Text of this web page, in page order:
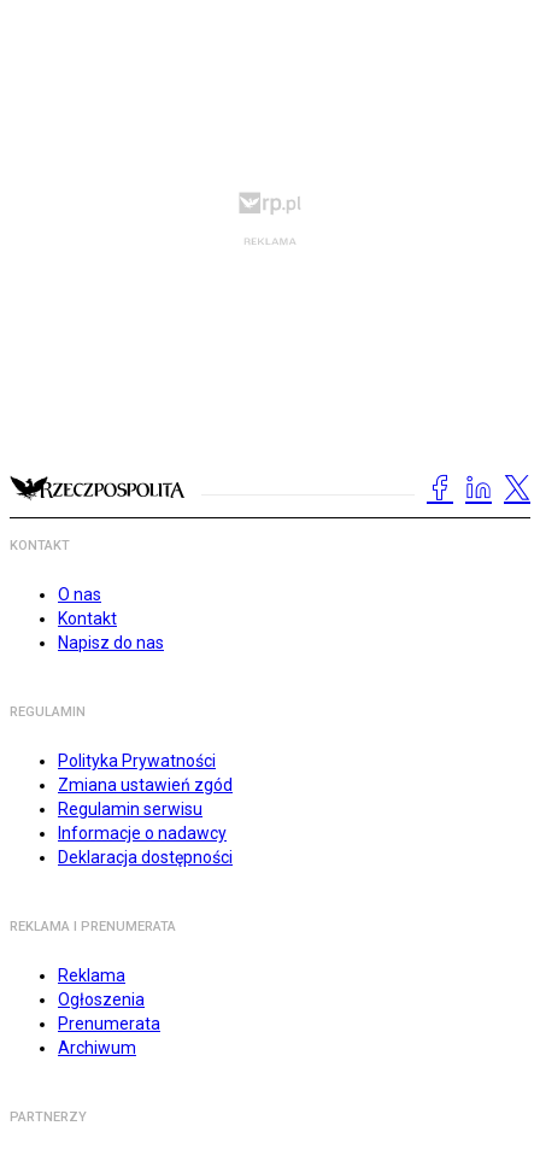
KONTAKT
O nas
Kontakt
Napisz do nas
REGULAMIN
Polityka Prywatności
Zmiana ustawień zgód
Regulamin serwisu
Informacje o nadawcy
Deklaracja dostępności
REKLAMA I PRENUMERATA
Reklama
Ogłoszenia
Prenumerata
Archiwum
PARTNERZY